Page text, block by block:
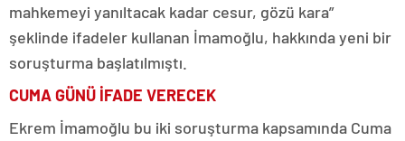
mahkemeyi yanıltacak kadar cesur, gözü kara”
şeklinde ifadeler kullanan İmamoğlu, hakkında yeni bir
soruşturma başlatılmıştı.
CUMA GÜNÜ İFADE VERECEK
Ekrem İmamoğlu bu iki soruşturma kapsamında Cuma